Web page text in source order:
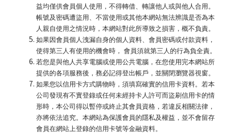
益均僅供會員個人使用，不得轉借、轉讓他人或與他人合用。
帳號及密碼遭盜用、不當使用或其他本網站無法辨識是否為本
人親自使用之情況時，本網站對此所導致之損害，概不負責。
如果因會員個人洩漏自身的個人資料、會員密碼或付款資料，
使得第三人有使用的機會時， 會員須就第三人的行為負全責。
若您是與他人共享電腦或使用公共電腦，在您使用完本網站所
提供的各項服務後，務必記得登出帳戶，並關閉瀏覽器視窗。
如果您以信用卡方式購物時，須填寫確實的信用卡資料。若本
公司發現有不實登錄或任何未經持卡人許可而盜刷信用卡的情
形時，本公司得以暫停或終止其會員資格，若違反相關法律，
亦將依法追究。本網站為保護會員的隱私及權益，並不會留存
會員在網站上登錄的信用卡號等金融資料。